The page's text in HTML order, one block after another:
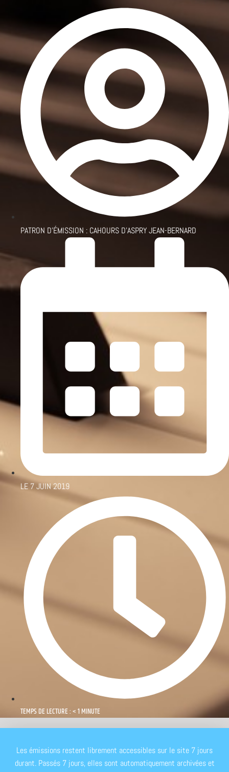
PATRON D'ÉMISSION : CAHOURS D'ASPRY JEAN-BERNARD
LE 7 JUIN 2019
TEMPS DE LECTURE : < 1 MINUTE
Les émissions restent librement accessibles sur le site 7 jours
durant. Passés 7 jours, elles sont automatiquement archivées et